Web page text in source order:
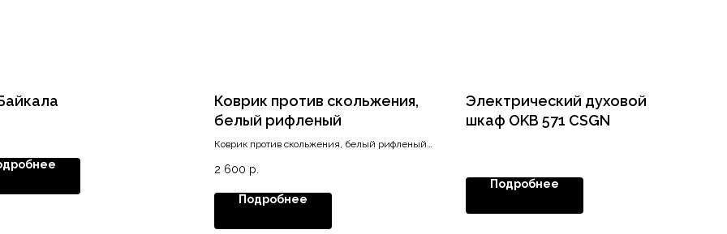
Коврик против скольжения,
белый рифленый
Коврик против скольжения, белый рифленый 1
2 600 р.
Подробнее
Электрический духовой
шкаф OKB 571 CSGN
Подробнее